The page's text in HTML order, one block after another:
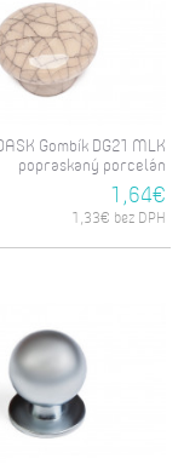
Gombík DG21 MLK
popraskaný porcelán
1,64€
1,33€ bez DPH